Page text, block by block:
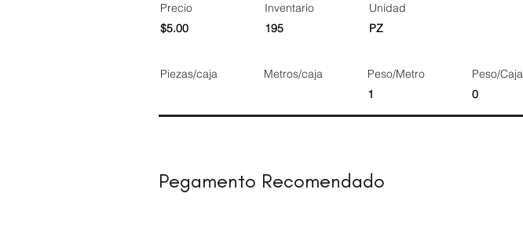
Precio Inventario
Unidad
$5.00
195 PZ
Piezas/caja Metros/caja Peso/Metro
Peso/Caja
1
0
Pegamento Recomendado